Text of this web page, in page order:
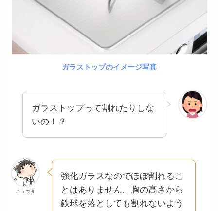
ガラストップのイメージ写真
ガラストップって割れたりしな
いの！？
キュウタ
強化ガラスなのでほぼ割れるこ
とはありません。胸の高さから
鉄球を落としても割れないよう